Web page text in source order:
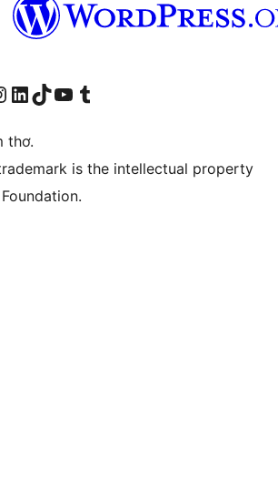
của chúng tôiTruy cập tài khoản LinkedIn của chúng tôiVisit our TikTok account
Truy cập kênh YouTube của chúng tôi Visit our Tumblr account
thơ.
is the intellectual property